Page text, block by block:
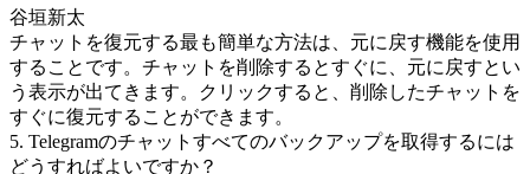
谷垣新太
チャットを復元する最も簡単な方法は、元に戻す機能を使用
することです。チャットを削除するとすぐに、元に戻すとい
う表示が出てきます。クリックすると、削除したチャットを
すぐに復元することができます。
5. Telegramのチャットすべてのバックアップを取得するには
どうすればよいですか？